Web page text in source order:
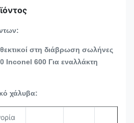
στη διάβρωση σωλήνες
Inconel 600 Για εναλλάκτη
χάλυβα: